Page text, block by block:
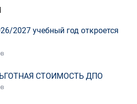
2027 учебный год откроется
СТОИМОСТЬ ДПО